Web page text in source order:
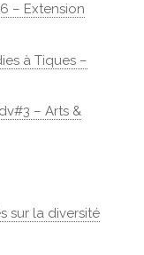
– Extension
à Tiques –
– Arts &
sur la diversité